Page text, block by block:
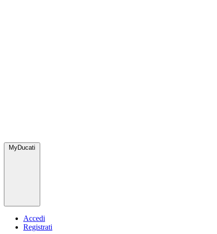
MyDucati
Accedi
Registrati